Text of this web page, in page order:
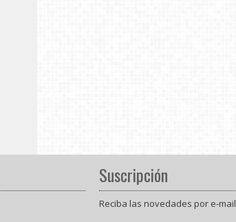
Suscripción
Reciba las novedades por e-mail